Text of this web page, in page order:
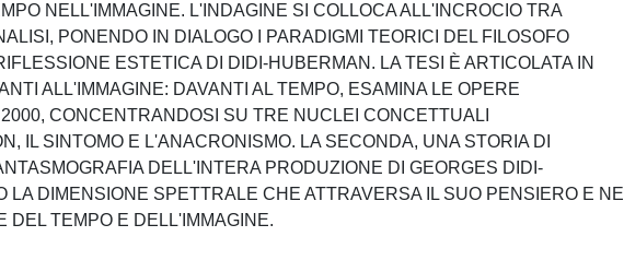
NELL'IMMAGINE. L'INDAGINE SI COLLOCA ALL'INCROCIO TRA
PONENDO IN DIALOGO I PARADIGMI TEORICI DEL FILOSOFO
ESTETICA DI DIDI-HUBERMAN. LA TESI È ARTICOLATA IN
ALL'IMMAGINE: DAVANTI AL TEMPO, ESAMINA LE OPERE
CONCENTRANDOSI SU TRE NUCLEI CONCETTUALI
IL SINTOMO E L'ANACRONISMO. LA SECONDA, UNA STORIA DI
DELL'INTERA PRODUZIONE DI GEORGES DIDI-
LA DIMENSIONE SPETTRALE CHE ATTRAVERSA IL SUO PENSIERO E NE
DEL TEMPO E DELL'IMMAGINE.